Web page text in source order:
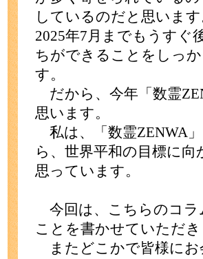
しているのだと思いま
2025年7月までもうすぐ
ちができることをしっ
す。
だから、今年「数霊
思います。
私は、「数霊ZENWA
ら、世界平和の目標に
思っています。
今回は、こちらのコラ
ことを書かせていただ
またどこかで皆様にお